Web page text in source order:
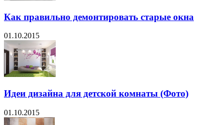
Как правильно демонтировать старые окна
01.10.2015
Идеи дизайна для детской комнаты (Фото)
01.10.2015